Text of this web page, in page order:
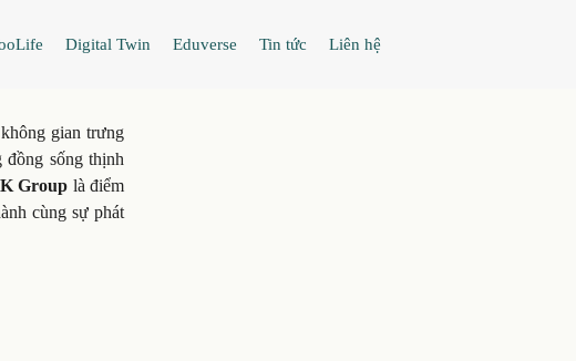
Digital Twin Eduverse Tin tức Liên hệ
gian trưng
sống thịnh
Group là điểm
cùng sự phát